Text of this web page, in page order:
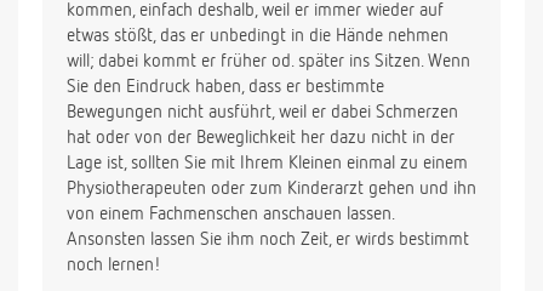
kommen, einfach deshalb, weil er immer wieder auf
etwas stößt, das er unbedingt in die Hände nehmen
will; dabei kommt er früher od. später ins Sitzen. Wenn
Sie den Eindruck haben, dass er bestimmte
Bewegungen nicht ausführt, weil er dabei Schmerzen
hat oder von der Beweglichkeit her dazu nicht in der
Lage ist, sollten Sie mit Ihrem Kleinen einmal zu einem
Physiotherapeuten oder zum Kinderarzt gehen und ihn
von einem Fachmenschen anschauen lassen.
Ansonsten lassen Sie ihm noch Zeit, er wirds bestimmt
noch lernen!